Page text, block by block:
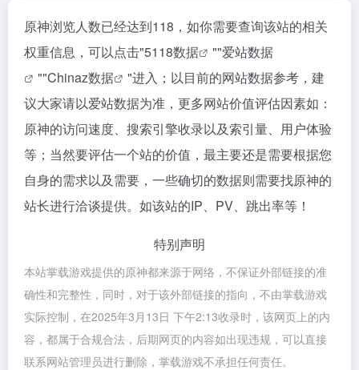
原神浏览人数已经达到118，如你需要查询该站的相关
权重信息，可以点击"5118数据 ""爱站数据
""Chinaz数据
"进入；以目前的网站数据参考，建
议大家请以爱站数据为准，更多网站价值评估因素如：
原神的访问速度、搜索引擎收录以及索引量、用户体验
等；当然要评估一个站的价值，最主要还是需要根据您
自身的需求以及需要，一些确切的数据则需要找原神的
站长进行洽谈提供。如该站的IP、PV、跳出率等！
特别声明
本站掌载游戏提供的原神都来源于网络，不保证外部链接的准
确性和完整性，同时，对于该外部链接的指向，不由掌载游戏
实际控制，在2025年3月13日 下午2:13收录时，该网页上的内
容，都属于合规合法，后期网页的内容如出现违规，可以直接
联系网站管理员进行删除，掌载游戏不承担任何责任。